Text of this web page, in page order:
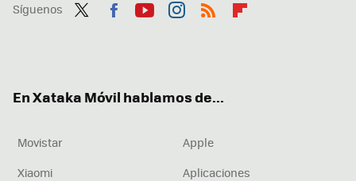
Síguenos
En Xataka Móvil hablamos de...
Movistar
Apple
Xiaomi
Aplicaciones